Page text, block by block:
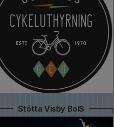
Stötta Visby BoIS